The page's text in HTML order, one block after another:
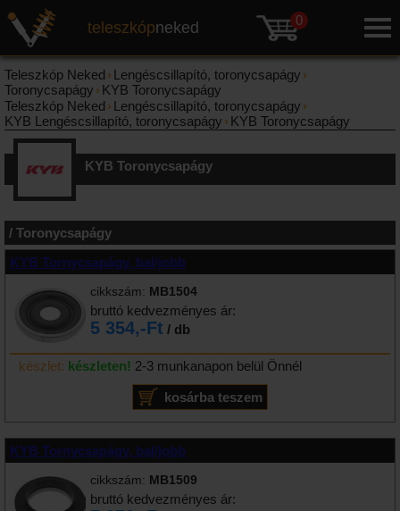
teleszkópneked 0
Teleszkóp Neked › Lengéscsillapító, toronycsapágy ›
Toronycsapágy › KYB Toronycsapágy
Teleszkóp Neked › Lengéscsillapító, toronycsapágy ›
KYB Lengéscsillapító, toronycsapágy › KYB Toronycsapágy
KYB Toronycsapágy
/ Toronycsapágy
KYB Tornycsapágy, bal/jobb
cikkszám: MB1504
bruttó kedvezményes ár:
5 354,-Ft / db
készlet: készleten! 2-3 munkanapon belül Önnél
KYB Tornycsapágy, bal/jobb
cikkszám: MB1509
bruttó kedvezményes ár: